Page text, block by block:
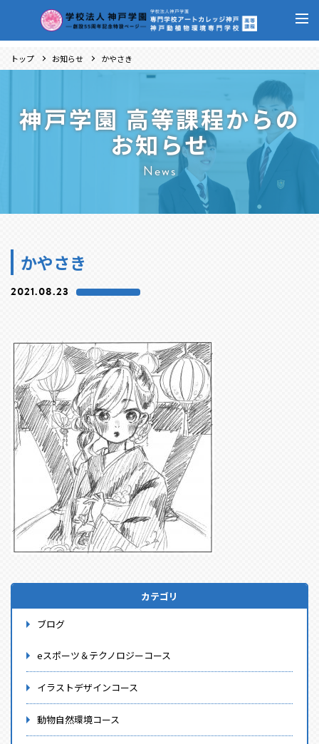
トップ お知らせ かやさき
神戸学園 高等課程からの
お知らせ
News
かやさき
2021.08.23
カテゴリ
ブログ
eスポーツ＆テクノロジーコース
イラストデザインコース
動物自然環境コース